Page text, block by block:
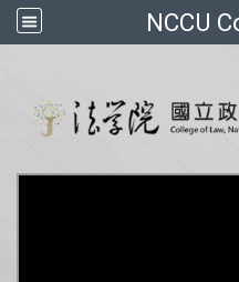
NCCU